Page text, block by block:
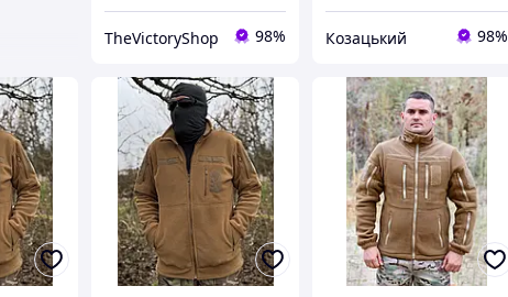
TheVictoryShop 98% Козацький 98%